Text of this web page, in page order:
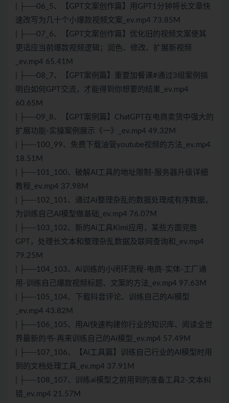
| ├──06_5、【GPT文案创作篇】用GPT1分钟将长文章快
速改写为几十个小爆款视频文案_ev.mp4 73.85M
| ├──07_6、【GPT文案创作篇】优化旧的视频文案使其
更适应当前爆款视频逻辑；润色、修改、扩展新视频
_ev.mp4 65.41M
| ├──08_7、【GPT案例篇】重要加餐课#通过3组案例搞
明白如何GPT交流，才能得到你想要的结果_ev.mp4
60.65M
| ├──09_8、【GPT案例篇】ChatGPT在电商卖货中强大的
扩展功能-实操案例展示《一》_ev.mp4 49.32M
| ├──100_99、免费下载油管youtube视频的方法_ev.mp4
18.51M
| ├──101_100、破解AI工具的地址限制-服务器升级详细
教程_ev.mp4 37.98M
| ├──102_101、通过Ai整理杂乱的数据处理成有序数据，
为训练自己AI模型做基础_ev.mp4 76.07M
| ├──103_102、新的Ai工具Kimi应用，某些方面完胜
GPT，处理长文本和整理杂乱数据及联网查询和_ev.mp4
79.25M
| ├──104_103、Ai训练的小闭环流程-电商-实体-工厂通
用-训练自己爆款视频标题、文案的方法_ev.mp4 97.63M
| ├──105_104、下载抖音评论、训练自己的Ai模型
_ev.mp4 43.82M
| ├──106_105、用Ai快速构建你行业的知识库、阅读全世
界最新的书-再来训练自己的Ai模型_ev.mp4 57.49M
| ├──107_106、【Ai工具篇】训练自己行业的AI模型时用
到的文档处理工具_ev.mp4 37.91M
| ├──108_107、训练ai模型之前用到的准备工具2-文本纠
错_ev.mp4 21.57M